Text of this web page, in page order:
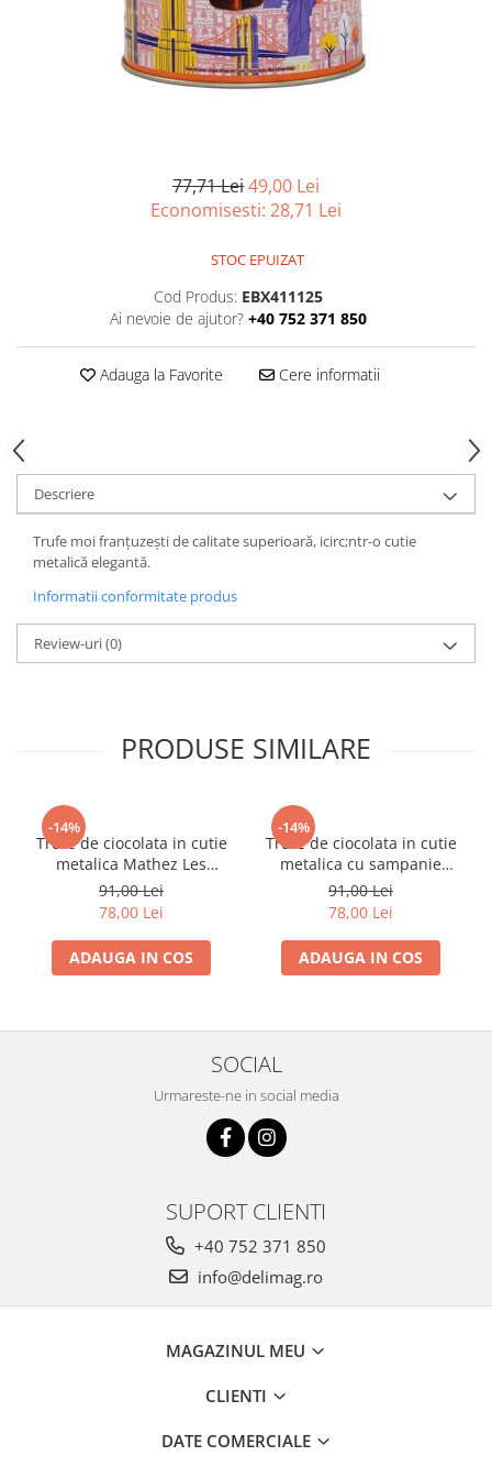
77,71 Lei49,00 Lei
Economisesti: 28,71 Lei
STOC EPUIZAT
Cod Produs: EBX411125
Ai nevoie de ajutor? +40 752 371 850
Adauga la Favorite Cere informatii
Descriere
Trufe moi franțuzești de calitate superioară, icirc;ntr-o cutie
metalică elegantă.
Informatii conformitate produs
Review-uri(0)
PRODUSE SIMILARE
-14%
Trufe de ciocolata in cutie
metalica Mathez Les
Parisiennes 200g
91,00 Lei
78,00 Lei
ADAUGA IN COS
-14%
Trufe de ciocolata in cutie
metalica cu sampanie
Mathez Les Parisiennes
200g
91,00 Lei
78,00 Lei
ADAUGA IN COS
SOCIAL
Urmareste-ne in social media
SUPORT CLIENTI
+40 752 371 850
info@delimag.ro
MAGAZINUL MEU
CLIENTI
DATE COMERCIALE